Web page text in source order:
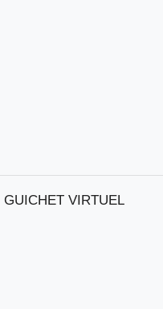
GUICHET VIRTUEL